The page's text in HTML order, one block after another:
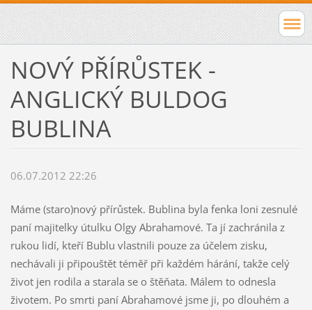
NOVÝ PŘÍRŮSTEK -
ANGLICKÝ BULDOG
BUBLINA
06.07.2012 22:26
Máme (staro)nový přírůstek. Bublina byla fenka loni zesnulé
paní majitelky útulku Olgy Abrahamové. Ta jí zachránila z
rukou lidí, kteří Bublu vlastnili pouze za účelem zisku,
nechávali ji připouštět téměř při každém hárání, takže celý
život jen rodila a starala se o štěňata. Málem to odnesla
životem. Po smrti paní Abrahamové jsme ji, po dlouhém a